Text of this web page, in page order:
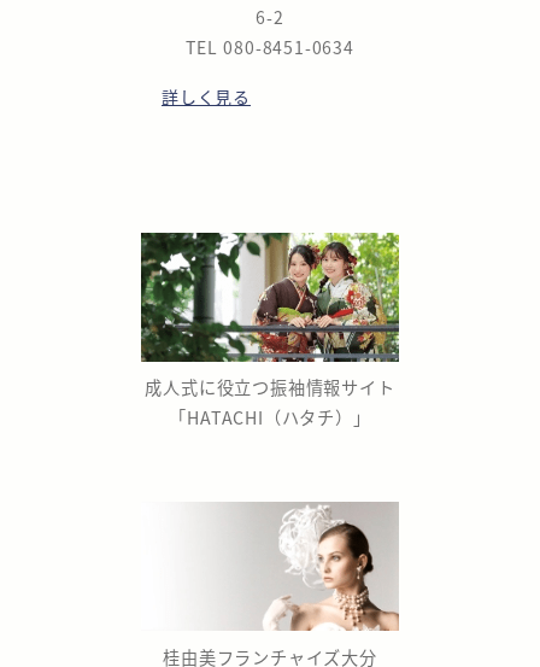
6-2
TEL 080-8451-0634
詳しく見る
成人式に役立つ振袖情報サイト
「HATACHI（ハタチ）」
桂由美フランチャイズ大分